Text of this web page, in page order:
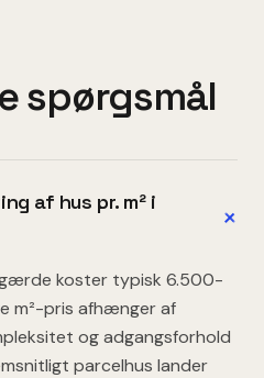
spørgsmål
af hus pr. m² i
+
koster typisk 6.500-
m²-pris afhænger af
og adgangsforhold
parcelhus lander